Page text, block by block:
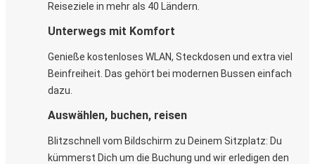
Reiseziele in mehr als 40 Ländern.
Unterwegs mit Komfort
Genieße kostenloses WLAN, Steckdosen und extra viel
Beinfreiheit. Das gehört bei modernen Bussen einfach
dazu.
Auswählen, buchen, reisen
Blitzschnell vom Bildschirm zu Deinem Sitzplatz: Du
kümmerst Dich um die Buchung und wir erledigen den